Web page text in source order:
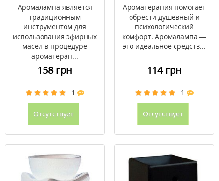
Аромалампа является
традиционным
инструментом для
использования эфирных
масел в процедуре
ароматерап...
158 грн
1
Отсутствует
Ароматерапия помогает
обрести душевный и
психологический
комфорт. Аромалампа —
это идеальное средств...
114 грн
1
Отсутствует